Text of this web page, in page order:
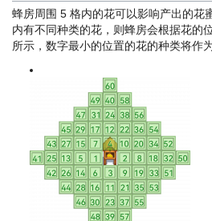
蜂房周围 5 格内的花可以影响产出的花
内有不同种类的花，则蜂房会根据花的
所示，数字最小的位置的花的种类将作